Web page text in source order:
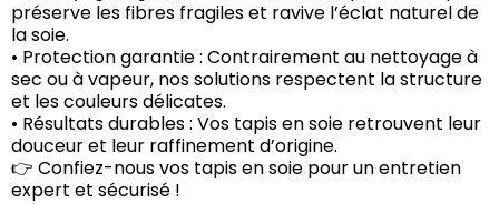
préserve les fibres fragiles et ravive l’éclat naturel de
la soie.
• Protection garantie : Contrairement au nettoyage à
sec ou à vapeur, nos solutions respectent la structure
et les couleurs délicates.
• Résultats durables : Vos tapis en soie retrouvent leur
douceur et leur raffinement d’origine.
👉 Confiez-nous vos tapis en soie pour un entretien
expert et sécurisé !